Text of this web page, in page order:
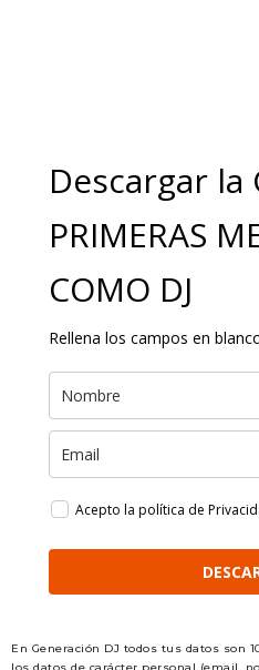
Descargar la
PRIMERAS
COMO DJ
Rellena los campos en
Acepto la política de
En Generación DJ todos tus datos son
los datos de carácter personal (email,